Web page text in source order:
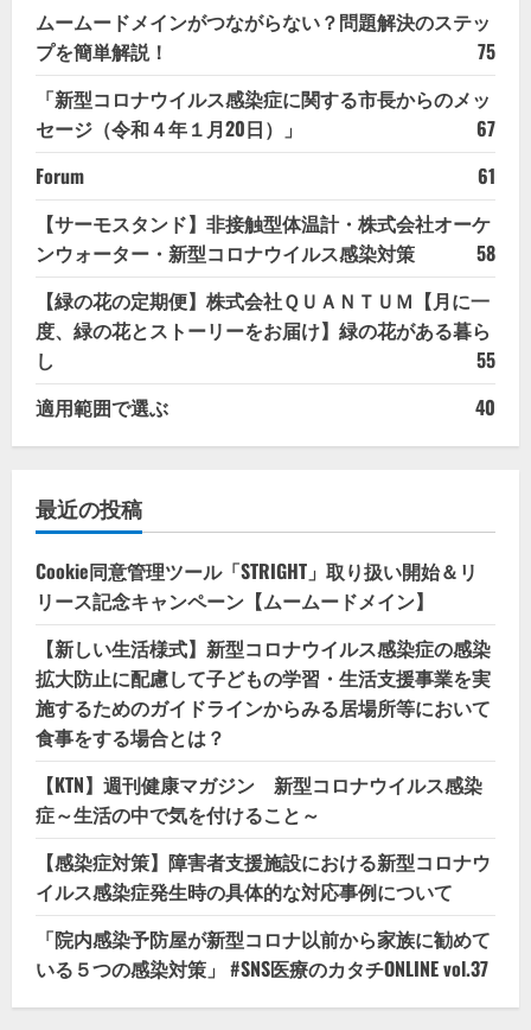
ムームードメインがつながらない？問題解決のステッ
プを簡単解説！
75
「新型コロナウイルス感染症に関する市長からのメッ
セージ（令和４年１月20日）」
67
Forum
61
【サーモスタンド】非接触型体温計・株式会社オーケ
ンウォーター・新型コロナウイルス感染対策
58
【緑の花の定期便】株式会社ＱＵＡＮＴＵＭ【月に一
度、緑の花とストーリーをお届け】緑の花がある暮ら
し
55
適用範囲で選ぶ
40
最近の投稿
Cookie同意管理ツール「STRIGHT」取り扱い開始＆リ
リース記念キャンペーン【ムームードメイン】
【新しい生活様式】新型コロナウイルス感染症の感染
拡大防止に配慮して子どもの学習・生活支援事業を実
施するためのガイドラインからみる居場所等において
食事をする場合とは？
【KTN】週刊健康マガジン 新型コロナウイルス感染
症～生活の中で気を付けること～
【感染症対策】障害者支援施設における新型コロナウ
イルス感染症発生時の具体的な対応事例について
「院内感染予防屋が新型コロナ以前から家族に勧めて
いる５つの感染対策」 #SNS医療のカタチONLINE vol.37